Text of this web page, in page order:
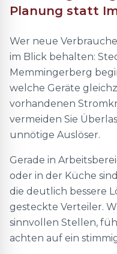
Planung statt
Wer neue
im Blick behalten:
Memmingerberg
welche Geräte
vorhandenen
vermeiden Sie
unnötige Auslöser.
Gerade in
oder in der Küche
die deutlich bessere
gesteckte Verteiler.
sinnvollen Stellen,
achten auf ein